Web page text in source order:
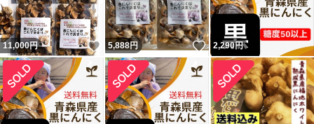
11,000円 いいね！
5,888円 いいね！
2,290円